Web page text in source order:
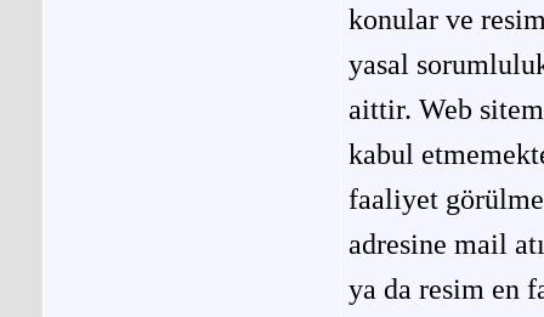
konular ve
yasal
aittir. Web
kabul
faaliyet
adresine mail
ya da resim en